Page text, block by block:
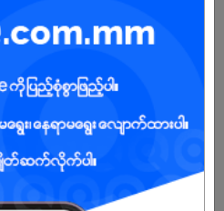
ြည့်ရန်
Ambassador
25 Jul 2026